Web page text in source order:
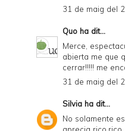
31 de maig del
Quo ha dit...
Merce,
abierta me que
cerrar!!!!! me
31 de maig del
Silvia ha dit...
No solamente
aprecia